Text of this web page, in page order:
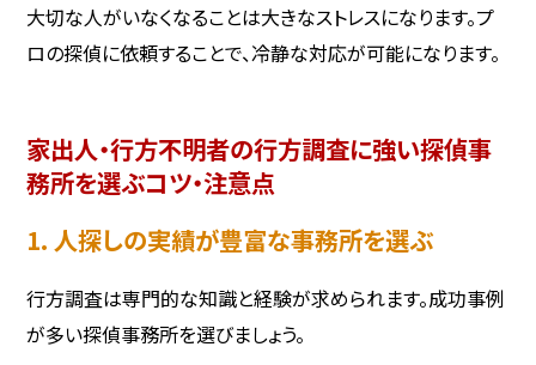
大切な人がいなくなることは大きなストレスになります。プ
ロの探偵に依頼することで、冷静な対応が可能になります。
家出人・行方不明者の行方調査に強い探偵事
務所を選ぶコツ・注意点
1. 人探しの実績が豊富な事務所を選ぶ
行方調査は専門的な知識と経験が求められます。成功事例
が多い探偵事務所を選びましょう。